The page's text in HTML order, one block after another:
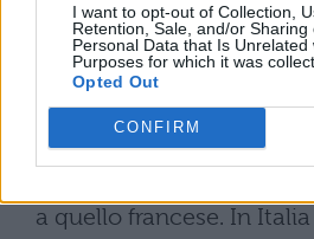
I want to opt-out of Collection,
Retention, Sale, and/or Sharing
Personal Data that Is Unrelated
Purposes for which it was
Opted Out
CONFIRM
discutere e confrontarsi
esempi lo diedero
che fondarono il Caffè. A
è necessario parlare
a quello francese. In